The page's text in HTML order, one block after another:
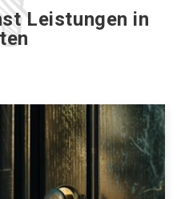
Leistungen in